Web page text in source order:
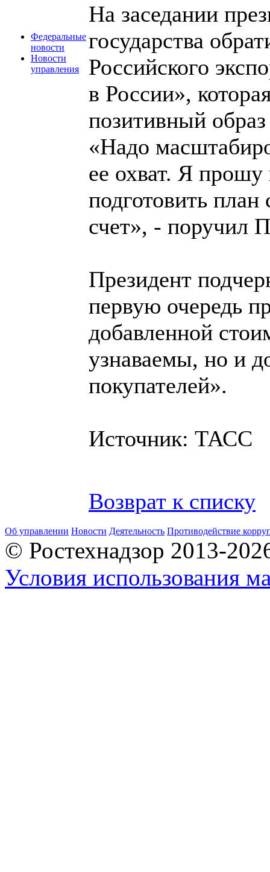
Федеральные
новости
Новости
управления
На заседании
государства
Российского
в России»,
позитивный
«Надо
ее охват. Я
подготовить
счет», - поручил
Президент
первую очередь
добавленной
узнаваемы, но и
покупателей».
Источник: ТАСС
Возврат к списку
Об управлении Новости Деятельность Противодействие
© Ростехнадзор 2013-
Условия использования